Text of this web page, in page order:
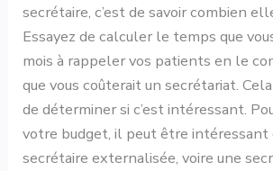
secrétaire, c’est de savoir combien
Essayez de calculer le temps que
mois à rappeler vos patients en le
que vous coûterait un secrétariat.
de déterminer si c’est intéressant.
votre budget, il peut être intéressant
secrétaire externalisée, voire une